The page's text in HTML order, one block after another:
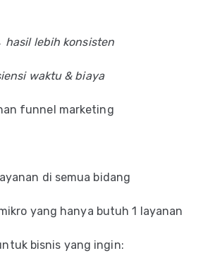
hasil lebih konsisten
waktu & biaya
funnel marketing
di semua bidang
yang hanya butuh 1 layanan
bisnis yang ingin: